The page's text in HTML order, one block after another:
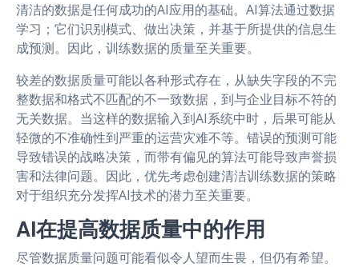
清洁的数据是任何成功的AI应用的基础。AI算法通过数据
学习；它们识别模式、做出决策，并基于所提供的信息生
成预测。因此，训练数据的质量至关重要。
较差的数据质量可能以各种形式存在，从缺失字段的不完
整数据和格式不匹配的不一致数据，到与企业目标不符的
无关数据。当这样的数据输入到AI系统中时，后果可能从
轻微的不准确性到严重的运营灾难不等。错误的预测可能
导致错误的战略决策，而带有偏见的算法可能导致声誉损
害和法律问题。因此，优先考虑创建清洁训练数据的策略
对于组织充分发挥AI技术的潜力至关重要。
AI在提高数据质量中的作用
尽管数据质量问题可能看似令人望而生畏，但仍有希望。